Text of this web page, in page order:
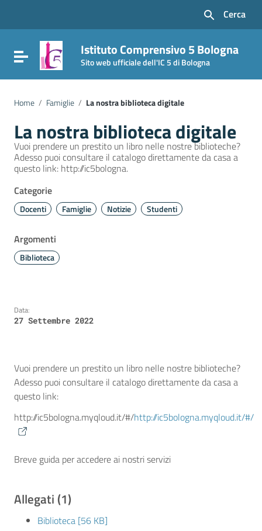
Vai al footer
Cerca
Attiva / disattiva la navigazione
Istituto Comprensivo 5 Bologna
Sito web ufficiale dell'IC 5 di Bologna
Home / Famiglie / La nostra biblioteca digitale
La nostra biblioteca digitale
Vuoi prendere un prestito un libro nelle nostre biblioteche?
Adesso puoi consultare il catalogo direttamente da casa a
questo link: http://ic5bologna.
Categorie
Docenti Famiglie Notizie Studenti
Argomenti
Biblioteca
Data:
27 Settembre 2022
Vuoi prendere un prestito un libro nelle nostre biblioteche?
Adesso puoi consultare il catalogo direttamente da casa a
questo link:
http://ic5bologna.myqloud.it/#/http://ic5bologna.myqloud.it/#/
Breve guida per accedere ai nostri servizi
Allegati (1)
Biblioteca [56 KB]